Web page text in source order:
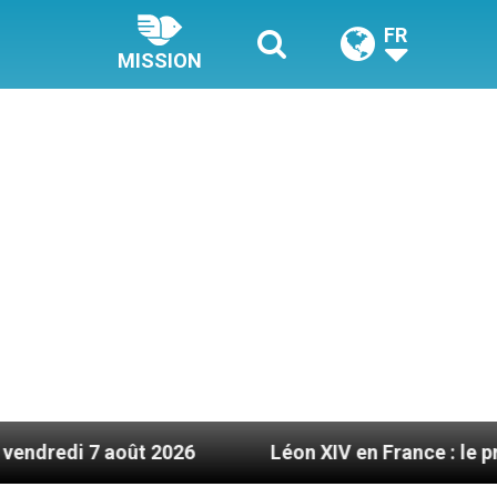
MISSION
FR
2026 Léon XIV en France : le programme